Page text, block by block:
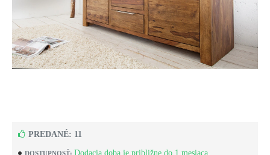
DOSTUPNOSŤ: Dodacia doba je približne do 1 mesiaca.
PREDANÉ: 11